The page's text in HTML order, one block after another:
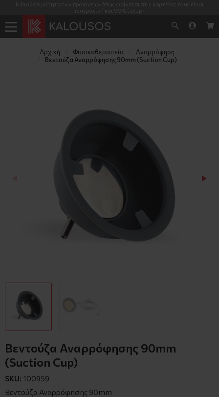
Η διαθεσιμότητα των προϊόντων όπως φαίνεται στις καρτέλες τους είναι
πραγματική και 99% έγκυρη
Αρχική Φυσικοθεραπεία
Αναρρόφηση
Βεντούζα Αναρρόφησης 90mm (Suction Cup)
Βεντούζα Αναρρόφησης 90mm
(Suction Cup)
SKU: 100959
Βεντούζα Αναρρόφησης 90mm